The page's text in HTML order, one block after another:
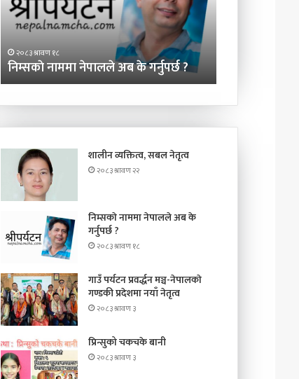
गर्नुपर्छ
?
२०८३ श्रावण १८
निम्सकाे नाममा नेपालले अब के गर्नुपर्छ ?
गण्डकी
प्रदेशमा
नयाँ
नेतृत्व
शालीन व्यक्तित्व, सबल नेतृत्व
२०८३ श्रावण २२
निम्सकाे नाममा नेपालले अब के
गर्नुपर्छ ?
२०८३ श्रावण १८
गाउँ पर्यटन प्रवर्द्धन मञ्च-नेपालकाे
गण्डकी प्रदेशमा नयाँ नेतृत्व
२०८३ श्रावण ३
प्रिन्सुको चकचके बानी
२०८३ श्रावण ३